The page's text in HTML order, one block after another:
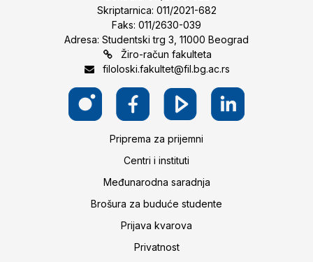
Skriptarnica: 011/2021-682
Faks: 011/2630-039
Adresa: Studentski trg 3, 11000 Beograd
Žiro-račun fakulteta
filoloski.fakultet@fil.bg.ac.rs
Priprema za prijemni
Centri i instituti
Međunarodna saradnja
Brošura za buduće studente
Prijava kvarova
Privatnost